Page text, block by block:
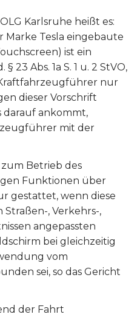
Karlsruhe heißt es:
Marke Tesla eingebaute
ist ein
23 Abs. 1a S. 1 u. 2 StVO,
nur
dieser Vorschrift
darauf ankommt,
mit der
Betrieb des
Funktionen über
gestattet, wenn diese
, Verkehrs-,
angepassten
bei gleichzeitig
vom
sei, so das Gericht
der Fahrt